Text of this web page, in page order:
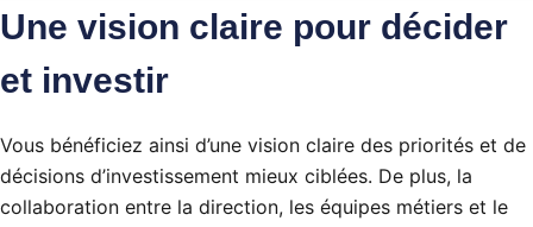
Une vision claire pour décider
et investir
Vous bénéficiez ainsi d’une vision claire des priorités et de
décisions d’investissement mieux ciblées. De plus, la
collaboration entre la direction, les équipes métiers et le